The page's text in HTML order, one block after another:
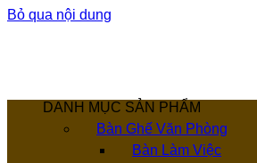
Bỏ qua nội dung
DANH MỤC SẢN PHẨM
Bàn Ghế Văn Phòng
Bàn Làm Việc